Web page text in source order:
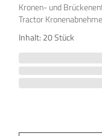
Kronen- und
Tractor
Inhalt: 20 Stück